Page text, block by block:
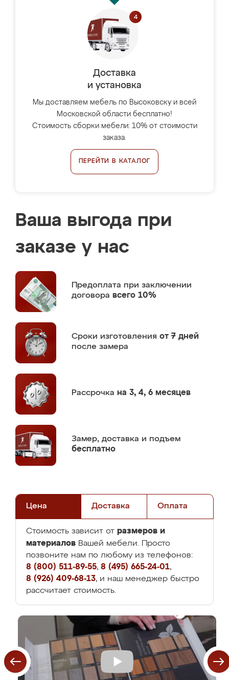
Доставка
и установка
Мы доставляем мебель по Высоковску и всей
Московской области бесплатно!
Стоимость сборки мебели: 10% от стоимости
заказа.
ПЕРЕЙТИ В КАТАЛОГ
Ваша выгода при
заказе у нас
Предоплата при заключении
договора всего 10%
Сроки изготовления от 7 дней
после замера
Рассрочка на 3, 4, 6 месяцев
Замер, доставка и подъем
бесплатно
Цена Доставка Оплата
Стоимость зависит от размеров и
материалов Вашей мебели. Просто
позвоните нам по любому из телефонов:
8 (800) 511-89-55, 8 (495) 665-24-01,
8 (926) 409-68-13, и наш менеджер быстро
рассчитает стоимость.